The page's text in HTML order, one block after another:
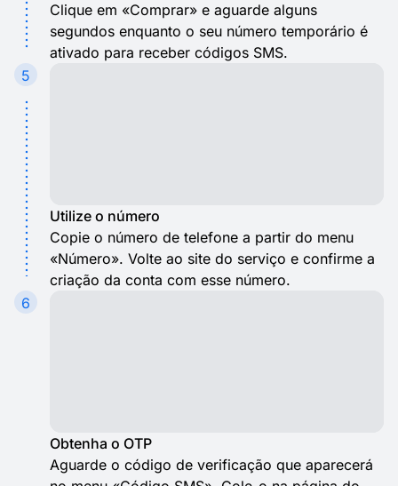
Clique em «Comprar» e aguarde alguns
segundos enquanto o seu número temporário é
ativado para receber códigos SMS.
5
Utilize o número
Copie o número de telefone a partir do menu
«Número». Volte ao site do serviço e confirme a
criação da conta com esse número.
6
Obtenha o OTP
Aguarde o código de verificação que aparecerá